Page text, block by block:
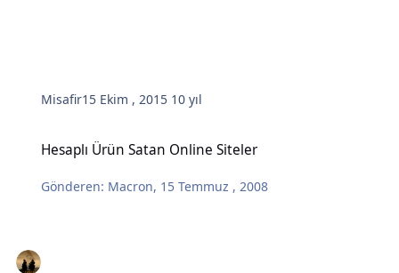
Misafir15 Ekim , 2015 10 yıl
Hesaplı Ürün Satan Online Siteler
Gönderen: Macron, 15 Temmuz , 2008